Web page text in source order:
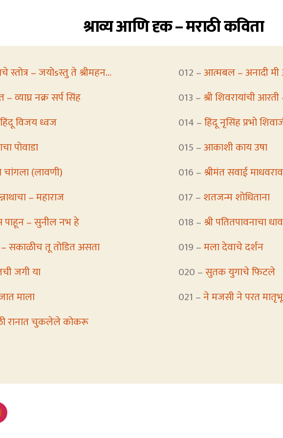
श्राव्य आणि दृक – मराठी कविता
स्तोत्र – जयोsस्तु ते श्रीमहन…
– व्याघ्र नक्र सर्प सिंह
विजय ध्वज
पोवाडा
(लावणी)
– महाराज
पाहून – सुनील नभ हे
सकाळीच तू तोडित असता
जगी या
माला
रानात चुकलेले कोकरू
012 –आत्मबल – अनादी
013 – श्री शिवरायांची
014 –हिंदू नृसिंह प्रभो
015 –आकाशी काय उषा
016 – श्रीमंत सवाई
017 – शतजन्म शोधिताना
018 – श्री पतितपावनाचा
019 –मला देवाचे दर्शन
020 –सुतक युगाचे फिटले
021 –ने मजसी ने परत